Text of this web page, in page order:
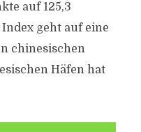
auf 125,3
geht auf eine
chinesischen
Häfen hat